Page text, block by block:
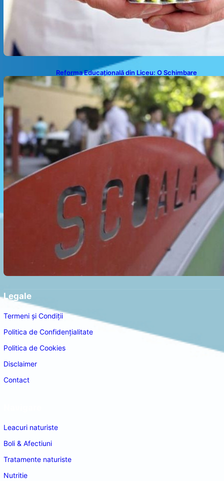
Reforma Educațională din Liceu: O Schimbare
Fundamentală pentru Generațiile Viitoare
Legale
Termeni și Condiții
Politica de Confidențialitate
Politica de Cookies
Disclaimer
Contact
Leacuri naturiste
Boli & Afectiuni
Tratamente naturiste
Nutritie